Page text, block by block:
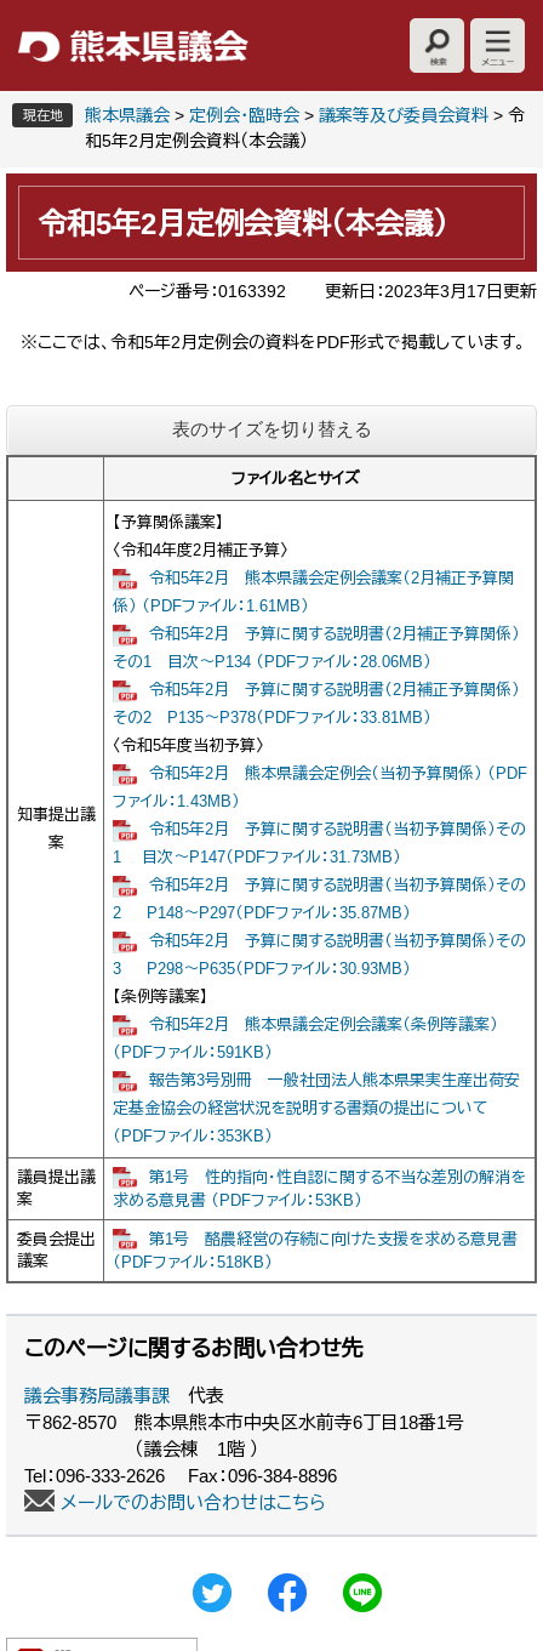
の
ー
現在地 熊本県議会 > 定例会・臨時会 > 議案等及び委員会資料 > 令
和5年2月定例会資料（本会議）
本
令和5年2月定例会資料（本会議）
ページ番号：0163392 更新日：2023年3月17日更新
※ここでは、令和5年2月定例会の資料をPDF形式で掲載しています。
表のサイズを切り替える
ファイル名とサイズ
知事提出議
案
【予算関係議案】
〈令和4年度2月補正予算〉
令和5年2月 熊本県議会定例会議案（2月補正予算関
係） （PDFファイル：1.61MB）
令和5年2月 予算に関する説明書（2月補正予算関係）
その1 目次～P134 （PDFファイル：28.06MB）
令和5年2月 予算に関する説明書（2月補正予算関係）
その2 P135～P378（PDFファイル：33.81MB）
〈令和5年度当初予算〉
令和5年2月 熊本県議会定例会（当初予算関係） （PDF
ファイル：1.43MB）
令和5年2月 予算に関する説明書（当初予算関係）その
1 目次～P147（PDFファイル：31.73MB）
令和5年2月 予算に関する説明書（当初予算関係）その
2 P148～P297（PDFファイル：35.87MB）
令和5年2月 予算に関する説明書（当初予算関係）その
3 P298～P635（PDFファイル：30.93MB）
【条例等議案】
令和5年2月 熊本県議会定例会議案（条例等議案）
（PDFファイル：591KB）
報告第3号別冊 一般社団法人熊本県果実生産出荷安
定基金協会の経営状況を説明する書類の提出について
（PDFファイル：353KB）
議員提出議
案
第1号 性的指向・性自認に関する不当な差別の解消を
求める意見書 （PDFファイル：53KB）
委員会提出
議案
第1号 酪農経営の存続に向けた支援を求める意見書
（PDFファイル：518KB）
このページに関するお問い合わせ先
議会事務局議事課
代表
〒862-8570
熊本県熊本市中央区水前寺6丁目18番1号
（議会棟 1階 ）
Tel：096-333-2626
Fax：096-384-8896
メールでのお問い合わせはこちら